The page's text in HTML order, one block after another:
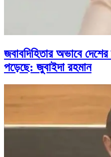
জবাবদিহিতার অভাবে দেশের
পড়েছে: জুবাইদা রহমান